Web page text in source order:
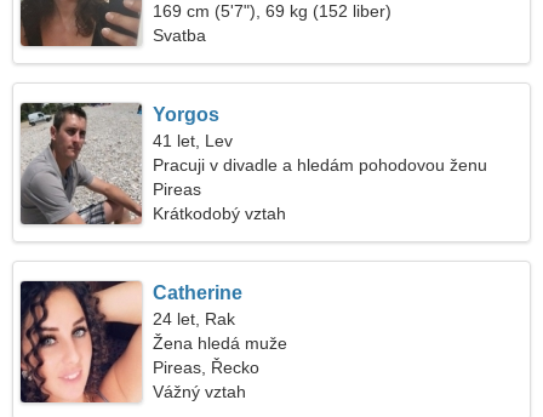
169 cm (5'7"), 69 kg (152 liber)
Svatba
Yorgos
41 let, Lev
Pracuji v divadle a hledám pohodovou ženu
Pireas
Krátkodobý vztah
Catherine
24 let, Rak
Žena hledá muže
Pireas, Řecko
Vážný vztah